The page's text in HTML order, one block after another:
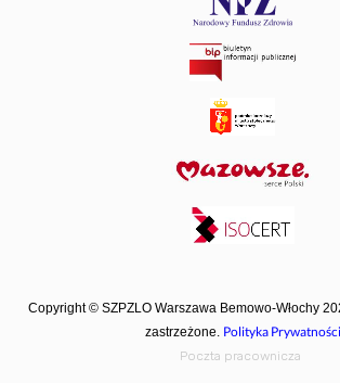
Copyright © SZPZLO Warszawa Bemowo-Włochy
zastrzeżone. Polityka Prywatności
Poczta pracownicza